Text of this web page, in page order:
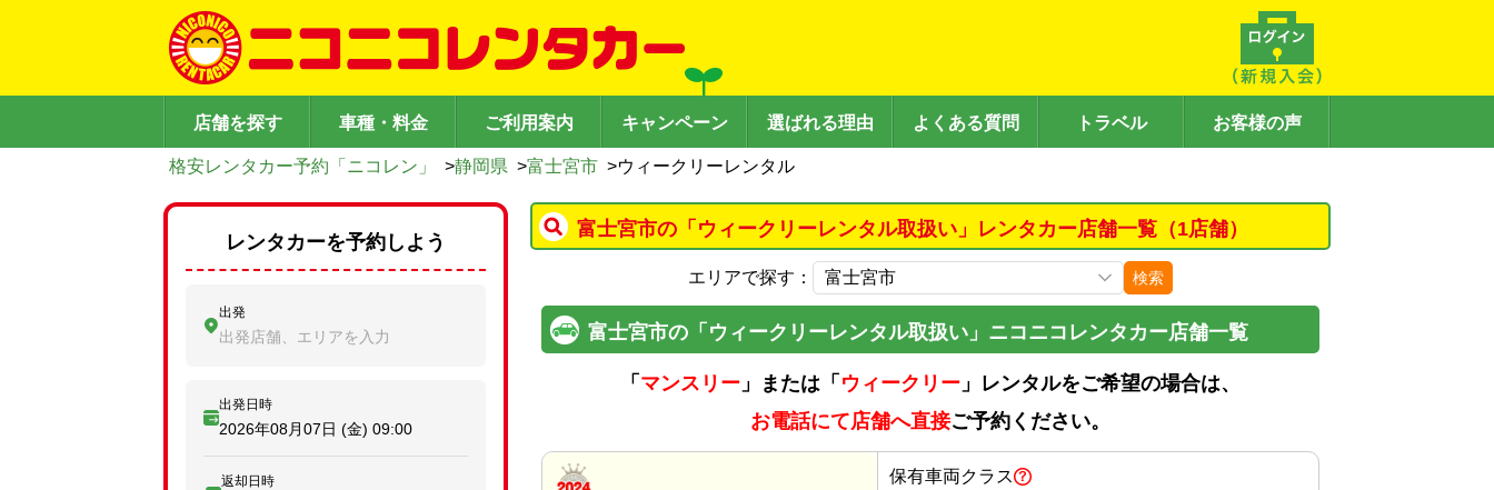
店舗を探す 車種・料金 ご利用案内 キャンペーン 選ばれる理由 よくある質問 トラベル お客様の声
格安レンタカー予約「ニコレン」 >静岡県 >富士宮市 >ウィークリーレンタル
富士宮市の「ウィークリーレンタル取扱い」レンタカー店舗一覧（1店舗）
エリアで探す： 検索
富士宮市の「ウィークリーレンタル取扱い」ニコニコレンタカー店舗一覧
「 マンスリー 」または「 ウィークリー 」レンタルをご希望の場合は、
お電話にて店舗へ直接ご予約ください。
保有車両クラス
レンタカーを予約しよう
出発
出発店舗、エリアを入力
出発日時
2026年08月07日 (金) 09:00
返却日時